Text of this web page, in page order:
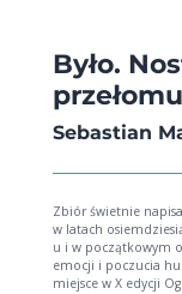
Było.
przełomu
Sebastian
Zbiór świetnie
w latach
u i w początkowym
emocji i poczucia humoru.
miejsce w X edycji